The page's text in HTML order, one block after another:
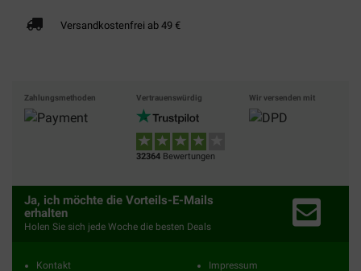
Versandkostenfrei ab 49 €
Zahlungsmethoden Vertrauenswürdig
32364 Bewertungen
Wir versenden mit
Ja, ich möchte die Vorteils-E-Mails
erhalten
Holen Sie sich jede Woche die besten Deals
Kontakt Impressum